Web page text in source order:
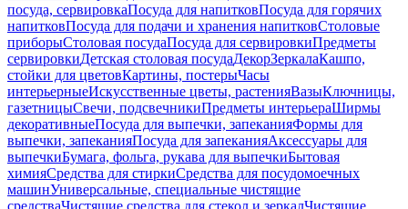
посуда, сервировкаПосуда для напитковПосуда для горячих
напитковПосуда для подачи и хранения напитковСтоловые
приборыСтоловая посудаПосуда для сервировкиПредметы
сервировкиДетская столовая посудаДекорЗеркалаКашпо,
стойки для цветовКартины, постерыЧасы
интерьерныеИскусственные цветы, растенияВазыКлючницы,
газетницыСвечи, подсвечникиПредметы интерьераШирмы
декоративныеПосуда для выпечки, запеканияФормы для
выпечки, запеканияПосуда для запеканияАксессуары для
выпечкиБумага, фольга, рукава для выпечкиБытовая
химияСредства для стиркиСредства для посудомоечных
машинУниверсальные, специальные чистящие
средстваЧистящие средства для стекол и зеркалЧистящие